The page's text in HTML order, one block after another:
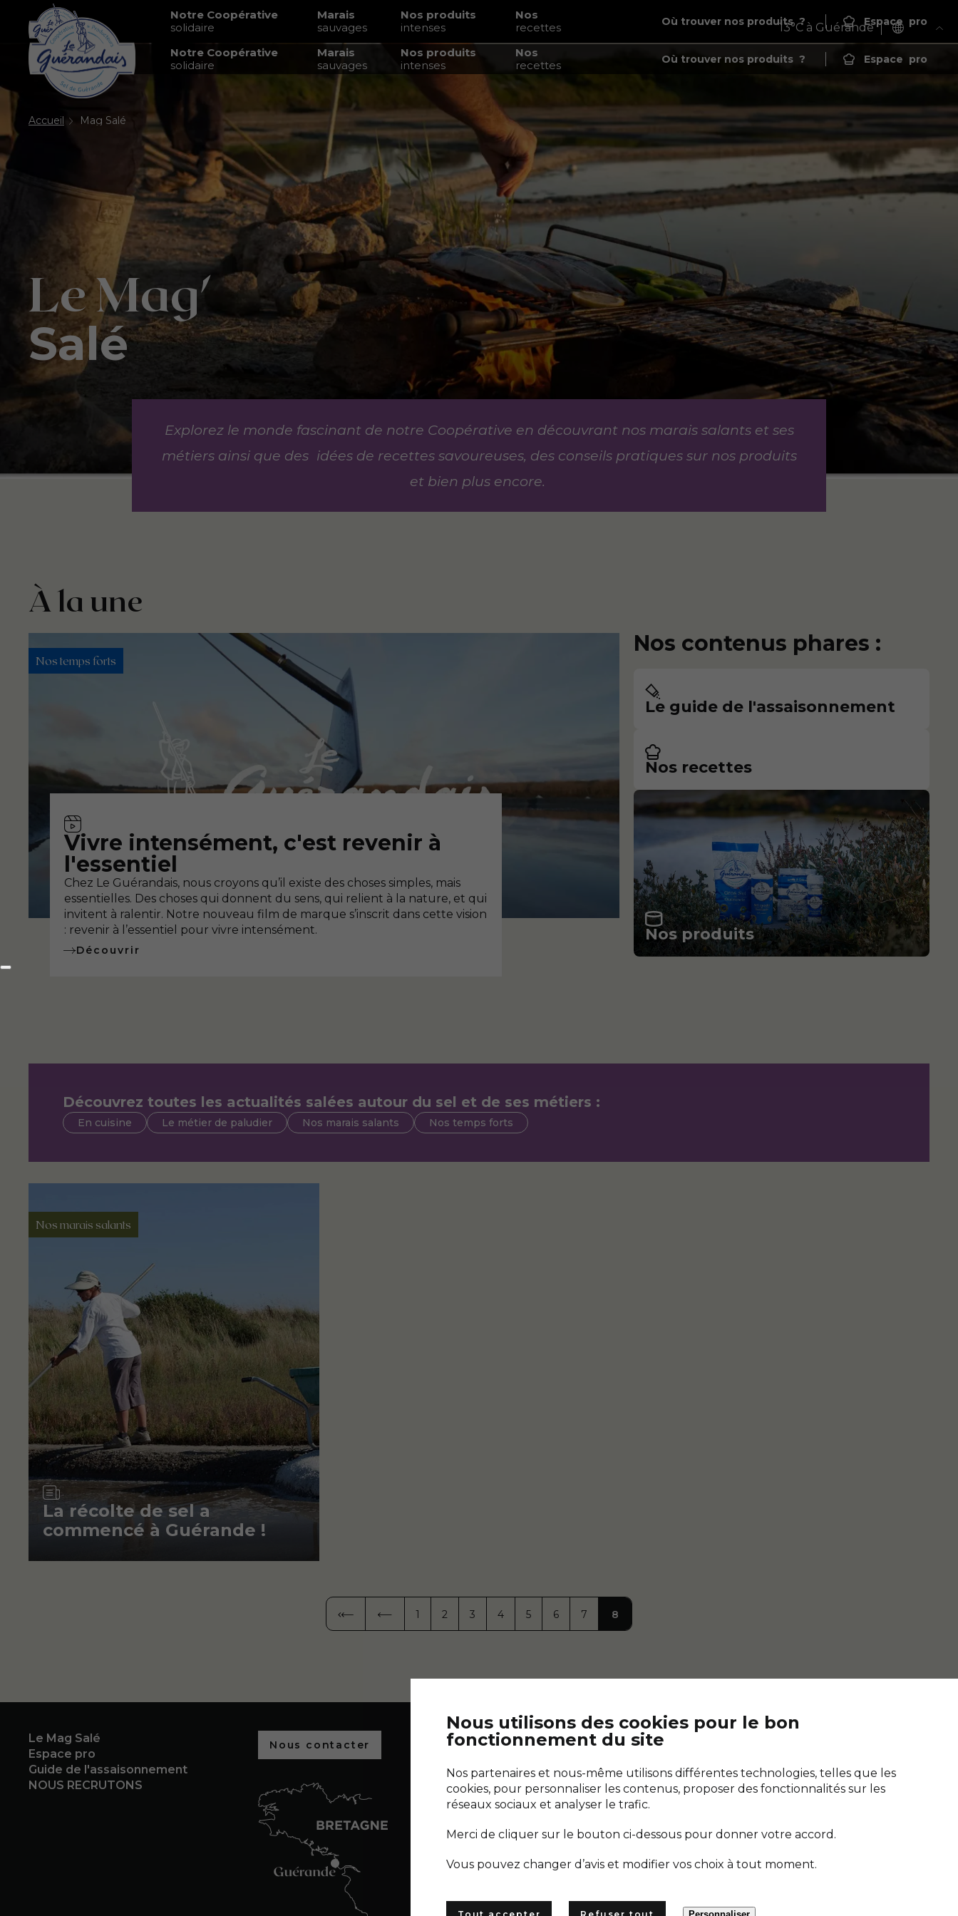
Notre Coopérative
solidaire
Marais
sauvages
Nos produits
intenses
Nos
recettes
Où trouver nos produits? Espace pro
13°C à Guérande
Notre Coopérative
solidaire
Marais
sauvages
Nos produits
intenses
Nos
recettes
Où trouver nos produits ? Espace pro
Accueil Mag Salé
Le Mag'
Salé
Explorez le monde fascinant de notre Coopérative en découvrant nos marais salants et ses
métiers ainsi que des idées de recettes savoureuses, des conseils pratiques sur nos produits
et bien plus encore.
À la une
Nos temps forts
Vivre intensément, c'est revenir à
l'essentiel
Chez Le Guérandais, nous croyons qu’il existe des choses simples, mais
essentielles. Des choses qui donnent du sens, qui relient à la nature, et qui
invitent à ralentir. Notre nouveau film de marque s’inscrit dans cette vision
: revenir à l’essentiel pour vivre intensément.
Découvrir
Nos contenus phares :
Le guide de l'assaisonnement
Nos recettes
Nos produits
Découvrez toutes les actualités salées autour du sel et de ses métiers :
En cuisine Le métier de paludier Nos marais salants Nos temps forts
Nos marais salants
Article
La récolte de sel a
commencé à Guérande !
Pagination
PREMIÈRE PAGE
« PREMIERPAGE PRÉCÉDENTE
‹ PRÉCÉDENT
PAGE
1 PAGE
2 PAGE
3 PAGE
4 PAGE
5 PAGE
6 PAGE
7 PAGE
8
Le Mag Salé
Espace pro
Guide de l'assaisonnement
NOUS RECRUTONS
Nous contacter
Découvrez les marais
Découvrir Terre de Sel
Nous utilisons des cookies pour le bon
fonctionnement du site
Nos partenaires et nous-même utilisons différentes technologies, telles que les
cookies, pour personnaliser les contenus, proposer des fonctionnalités sur les
réseaux sociaux et analyser le trafic.
Merci de cliquer sur le bouton ci-dessous pour donner votre accord.
Vous pouvez changer d’avis et modifier vos choix à tout moment.